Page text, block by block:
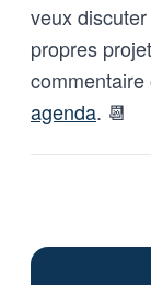
veux
propres
agenda. 📆